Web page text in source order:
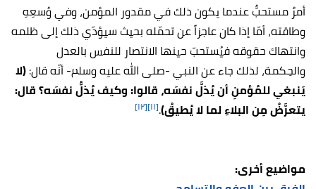
أمرٌ مستحبٌّ عندما يكون ذلك في مقدور المؤمن، وفي وُسعِهِ
وطاقته، أمّا إذا كان عاجزاً عن تحمّله بحيث سيؤدّي ذلك إلى ظلمه
وانتهاك حقوقه فيُستحبّ حينها الانتصار للنفس بالعدل
والحِكمة، لذلك جاء عن النبي -صلى الله عليه وسلم- أنّه قال:(لا
يَنبغي للمُؤمنِ أن يُذلَّ نفسَه، قالوا: وكيف يُذلُّ نفسَه؟ قال:
يتعرَّضُ مِن البلاءِ لما لا يُطيقُ).[١١] [١٢]
مواضيع أخرى: